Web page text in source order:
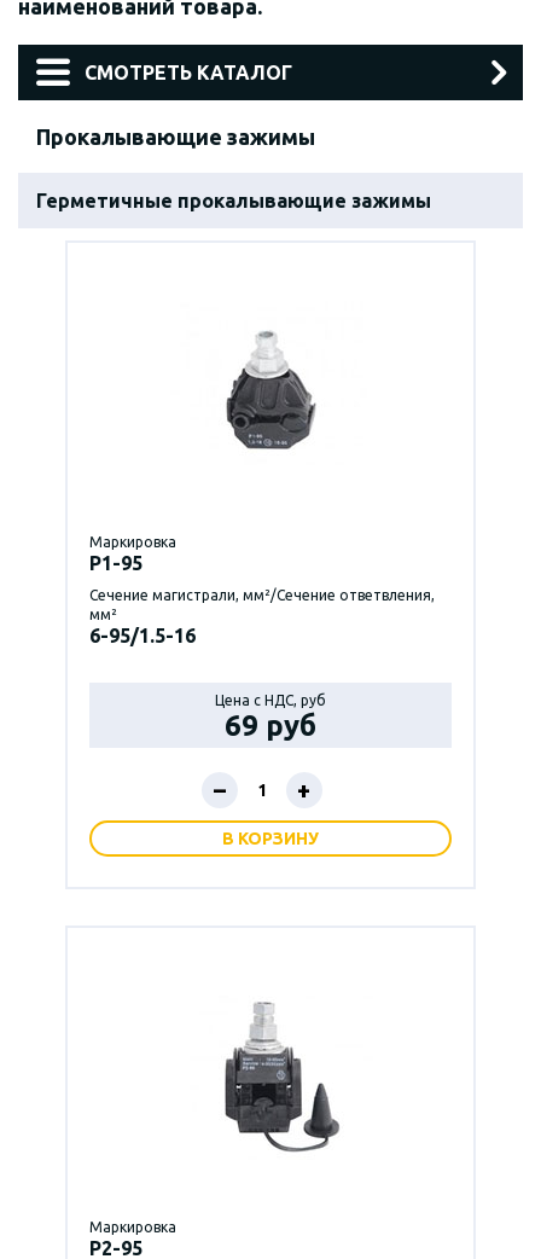
наименований товара.
СМОТРЕТЬ КАТАЛОГ
Прокалывающие зажимы
Герметичные прокалывающие зажимы
Маркировка
P1-95
Сечение магистрали, мм²/Сечение ответвления,
мм²
6-95/1.5-16
Цена с НДС, руб
69 руб
– +
В КОРЗИНУ
Маркировка
P2-95